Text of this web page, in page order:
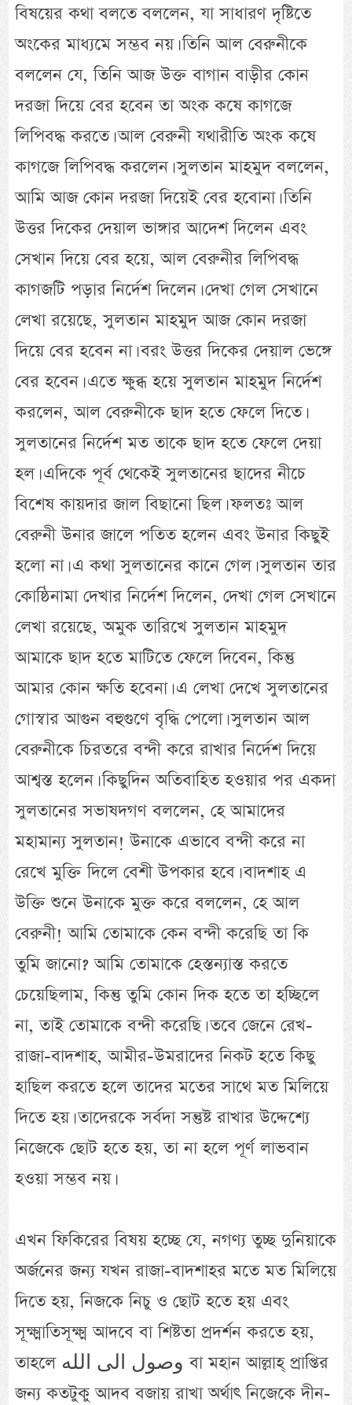
বিষয়ের কথা বলতে বললেন, যা সাধারণ দৃষ্টিতে
অংকের মাধ্যমে সম্ভব নয়। তিনি আল বেরুনীকে
বললেন যে, তিনি আজ উক্ত বাগান বাড়ীর কোন
দরজা দিয়ে বের হবেন তা অংক কষে কাগজে
লিপিবদ্ধ করতে। আল বেরুনী যথারীতি অংক কষে
কাগজে লিপিবদ্ধ করলেন। সুলতান মাহমুদ বললেন,
আমি আজ কোন দরজা দিয়েই বের হবোনা। তিনি
উত্তর দিকের দেয়াল ভাঙ্গার আদেশ দিলেন এবং
সেখান দিয়ে বের হয়ে, আল বেরুনীর লিপিবদ্ধ
কাগজটি পড়ার নির্দেশ দিলেন। দেখা গেল সেখানে
লেখা রয়েছে, সুলতান মাহমুদ আজ কোন দরজা
দিয়ে বের হবেন না। বরং উত্তর দিকের দেয়াল ভেঙ্গে
বের হবেন। এতে ক্ষুব্ধ হয়ে সুলতান মাহমুদ নির্দেশ
করলেন, আল বেরুনীকে ছাদ হতে ফেলে দিতে।
সুলতানের নির্দেশ মত তাকে ছাদ হতে ফেলে দেয়া
হল। এদিকে পূর্ব থেকেই সুলতানের ছাদের নীচে
বিশেষ কায়দার জাল বিছানো ছিল। ফলতঃ আল
বেরুনী উনার জালে পতিত হলেন এবং উনার কিছুই
হলো না। এ কথা সুলতানের কানে গেল। সুলতান তার
কোষ্ঠিনামা দেখার নির্দেশ দিলেন, দেখা গেল সেখানে
লেখা রয়েছে, অমুক তারিখে সুলতান মাহমুদ
আমাকে ছাদ হতে মাটিতে ফেলে দিবেন, কিন্তু
আমার কোন ক্ষতি হবেনা। এ লেখা দেখে সুলতানের
গোস্বার আগুন বহুগুণে বৃদ্ধি পেলো। সুলতান আল
বেরুনীকে চিরতরে বন্দী করে রাখার নির্দেশ দিয়ে
আশ্বস্ত হলেন। কিছুদিন অতিবাহিত হওয়ার পর একদা
সুলতানের সভাষদগণ বললেন, হে আমাদের
মহামান্য সুলতান! উনাকে এভাবে বন্দী করে না
রেখে মুক্তি দিলে বেশী উপকার হবে। বাদশাহ এ
উক্তি শুনে উনাকে মুক্ত করে বললেন, হে আল
বেরুনী! আমি তোমাকে কেন বন্দী করেছি তা কি
তুমি জানো? আমি তোমাকে হেস্তন্যাস্ত করতে
চেয়েছিলাম, কিন্তু তুমি কোন দিক হতে তা হচ্ছিলে
না, তাই তোমাকে বন্দী করেছি। তবে জেনে রেখ-
রাজা-বাদশাহ, আমীর-উমরাদের নিকট হতে কিছু
হাছিল করতে হলে তাদের মতের সাথে মত মিলিয়ে
দিতে হয়। তাদেরকে সর্বদা সন্তুষ্ট রাখার উদ্দেশ্যে
নিজেকে ছোট হতে হয়, তা না হলে পূর্ণ লাভবান
হওয়া সম্ভব নয়।
এখন ফিকিরের বিষয় হচ্ছে যে, নগণ্য তুচ্ছ দুনিয়াকে
অর্জনের জন্য যখন রাজা-বাদশাহর মতে মত মিলিয়ে
দিতে হয়, নিজকে নিচু ও ছোট হতে হয় এবং
সূক্ষ্মাতিসূক্ষ্ম আদবে বা শিষ্টতা প্রদর্শন করতে হয়,
তাহলে وصول الى الله বা মহান আল্লাহ্ প্রাপ্তির
জন্য কতটুকু আদব বজায় রাখা অর্থাৎ নিজেকে দীন-